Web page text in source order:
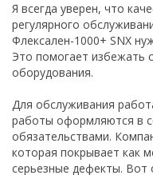
Я всегда уверен, что
регулярного
Флексален-1000+ SNX
Это помогает избежать
оборудования.
Для обслуживания
работы оформляются в
обязательствами.
которая покрывает как
серьезные дефекты. Вот